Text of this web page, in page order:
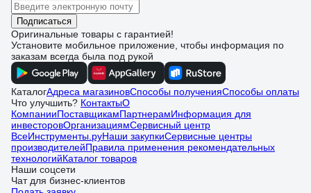
Подписаться
Оригинальные товары с гарантией!
Установите мобильное приложение, чтобы информация по
заказам всегда была под рукой
КаталогАдреса магазиновСпособы полученияСпособы оплаты
Что улучшить? КонтактыО
КомпанииПоставщикамПартнерамИнформация для
инвесторовОрганизациямСервисный центр
ВсеИнструменты.руНаши закупкиСервисные центры
производителейПравила применения рекомендательных
технологийКаталог товаров
Наши соцсети
Чат для бизнес-клиентов